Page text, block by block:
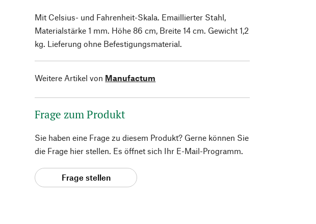
Mit Celsius- und Fahrenheit-Skala. Emaillierter Stahl,
Materialstärke 1 mm. Höhe 86 cm, Breite 14 cm. Gewicht 1,2
kg. Lieferung ohne Befestigungsmaterial.
Weitere Artikel von Manufactum
Frage zum Produkt
Sie haben eine Frage zu diesem Produkt? Gerne können Sie
die Frage hier stellen. Es öffnet sich Ihr E-Mail-Programm.
Frage stellen